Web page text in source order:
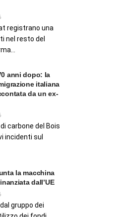
registrano una
nel resto del
anni dopo: la
italiana
da un ex-
carbone del Bois
incidenti sul
la macchina
dall’UE
gruppo dei